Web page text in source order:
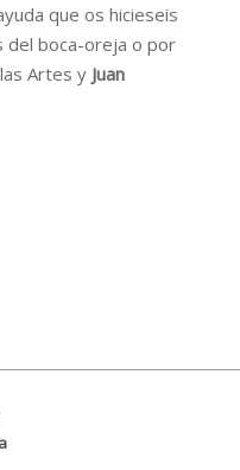
que os hicieseis
del boca-oreja o por
Artes y Juan